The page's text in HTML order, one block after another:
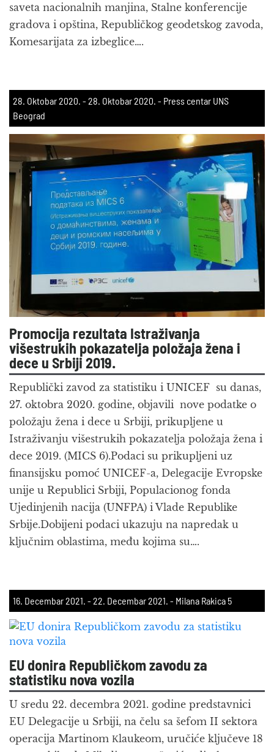
saveta nacionalnih manjina, Stalne konferencije
gradova i opština, Republičkog geodetskog zavoda,
Komesarijata za izbeglice….
28. Oktobar 2020. - 28. Oktobar 2020. - Press centar UNS
Beograd
Promocija rezultata Istraživanja
višestrukih pokazatelja položaja žena i
dece u Srbiji 2019.
Republički zavod za statistiku i UNICEF su danas,
27. oktobra 2020. godine, objavili nove podatke o
položaju žena i dece u Srbiji, prikupljene u
Istraživanju višestrukih pokazatelja položaja žena i
dece 2019. (MICS 6).Podaci su prikupljeni uz
finansijsku pomoć UNICEF-a, Delegacije Evropske
unije u Republici Srbiji, Populacionog fonda
Ujedinjenih nacija (UNFPA) i Vlade Republike
Srbije.Dobijeni podaci ukazuju na napredak u
ključnim oblastima, među kojima su….
16. Decembar 2021. - 22. Decembar 2021. - Milana Rakica 5
EU donira Republičkom zavodu za
statistiku nova vozila
U sredu 22. decembra 2021. godine predstavnici
EU Delegacije u Srbiji, na čelu sa šefom II sektora
operacija Martinom Кlaukeom, uručiće ključeve 18